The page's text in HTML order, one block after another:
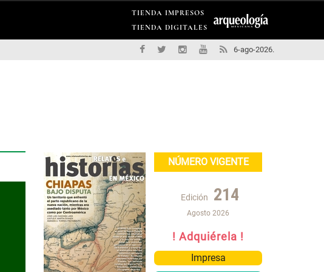
TIENDA IMPRESOS
TIENDA DIGITALES
6-ago-2026.
NÚMERO VIGENTE
Edición 214
Agosto 2026
! Adquiérela !
Impresa